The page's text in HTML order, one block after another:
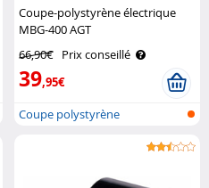
Coupe-polystyrène électrique
MBG-400 AGT
66,90€ Prix conseillé
39,95€
Coupe polystyrène